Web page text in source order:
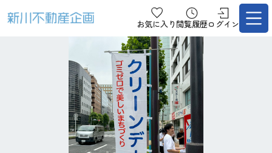
お気に入り 閲覧履歴ログイン